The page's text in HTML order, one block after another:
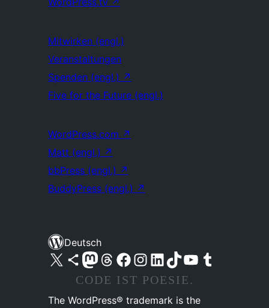
Mitwirken (engl.)
Veranstaltungen
Spenden (engl.) ↗
Five for the Future (engl.)
WordPress.com ↗
Matt (engl.) ↗
bbPress (engl.) ↗
BuddyPress (engl.) ↗
Deutsch
Unser X-Konto (früher Twitter) besuchen
Unser Bluesky-Konto besuchen
Unser Mastodon-Konto besuchen
Unser Threads-Konto besuchen
Unsere Facebook-Seite besuchen
Unser Instagram-Konto besuchen
Unser LinkedIn-Konto besuchen
Unser TikTok-Konto besuchen
Unseren YouTube-Kanal besuchen
Unser Tumblr-Konto besuchen
CODE IST POESIE.
The WordPress® trademark is the